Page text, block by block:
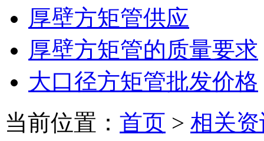
厚壁方矩管供应
厚壁方矩管的质量要求
大口径方矩管批发价格
当前位置： 首页 > 相关